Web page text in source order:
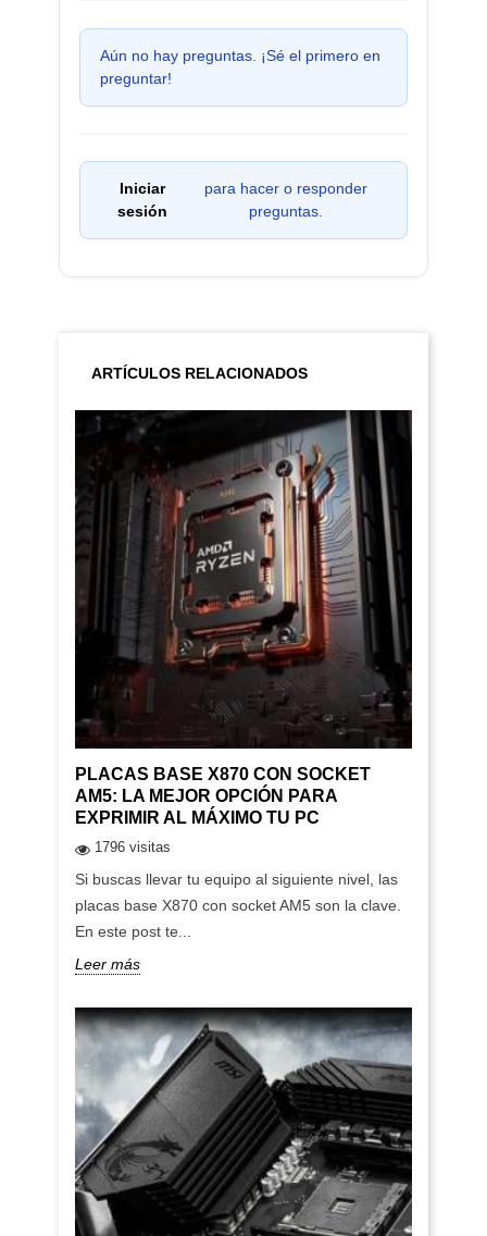
Aún no hay preguntas. ¡Sé el primero en
preguntar!
Iniciar
sesión
para hacer o responder
preguntas.
ARTÍCULOS RELACIONADOS
PLACAS BASE X870 CON SOCKET
AM5: LA MEJOR OPCIÓN PARA
EXPRIMIR AL MÁXIMO TU PC
1796 visitas
Si buscas llevar tu equipo al siguiente nivel, las
placas base X870 con socket AM5 son la clave.
En este post te...
Leer más